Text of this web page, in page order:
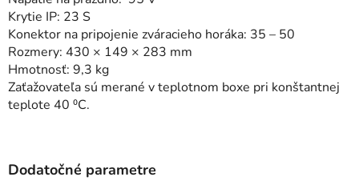
Krytie IP: 23 S
Konektor na pripojenie zváracieho horáka: 35 – 50
Rozmery: 430 × 149 × 283 mm
Hmotnosť: 9,3 kg
Zaťažovateľa sú merané v teplotnom boxe pri konštantnej
teplote 40 ⁰C.
Dodatočné parametre